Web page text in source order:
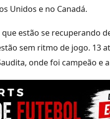
Unidos e no Canadá.
estão se recuperando
sem ritmo de jogo. 13
onde foi campeão e